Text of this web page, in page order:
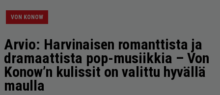
VON KONOW
Arvio: Harvinaisen romanttista ja
dramaattista pop-musiikkia – Von
Konow’n kulissit on valittu hyvällä
maulla